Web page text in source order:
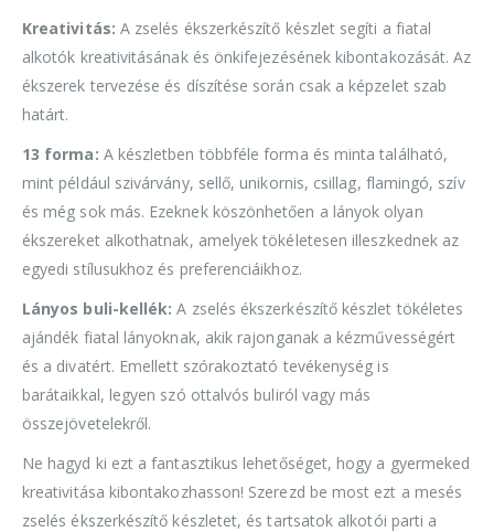
Kreativitás: A zselés ékszerkészítő készlet segíti a fiatal
alkotók kreativitásának és önkifejezésének kibontakozását. Az
ékszerek tervezése és díszítése során csak a képzelet szab
határt.
13 forma: A készletben többféle forma és minta található,
mint például szivárvány, sellő, unikornis, csillag, flamingó, szív
és még sok más. Ezeknek köszönhetően a lányok olyan
ékszereket alkothatnak, amelyek tökéletesen illeszkednek az
egyedi stílusukhoz és preferenciáikhoz.
Lányos buli-kellék: A zselés ékszerkészítő készlet tökéletes
ajándék fiatal lányoknak, akik rajonganak a kézművességért
és a divatért. Emellett szórakoztató tevékenység is
barátaikkal, legyen szó ottalvós buliról vagy más
összejövetelekről.
Ne hagyd ki ezt a fantasztikus lehetőséget, hogy a gyermeked
kreativitása kibontakozhasson! Szerezd be most ezt a mesés
zselés ékszerkészítő készletet, és tartsatok alkotói parti a